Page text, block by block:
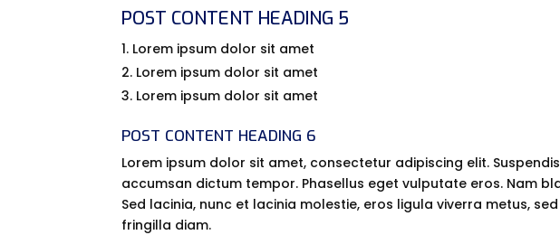
POST CONTENT HEADING 5
Lorem ipsum dolor sit amet
Lorem ipsum dolor sit amet
Lorem ipsum dolor sit amet
POST CONTENT HEADING 6
Lorem ipsum dolor sit amet, consectetur adipiscing elit.
accumsan dictum tempor. Phasellus eget vulputate eros. Nam
Sed lacinia, nunc et lacinia molestie, eros ligula viverra metus,
fringilla diam.